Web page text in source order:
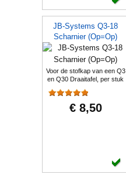
JB-Systems Q3-18
Scharnier (Op=Op)
Voor de stofkap van een Q3
en Q30 Draaitafel, per stuk
€ 8,50